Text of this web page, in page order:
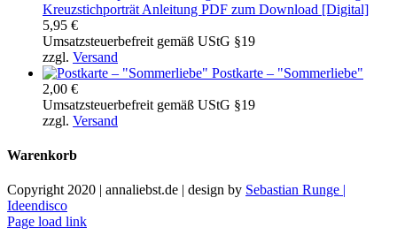
Kreuzstichporträt Anleitung PDF zum Download [Digital]
5,95 €
Umsatzsteuerbefreit gemäß UStG §19
zzgl. Versand
Postkarte – "Sommerliebe"
2,00 €
Umsatzsteuerbefreit gemäß UStG §19
zzgl. Versand
Warenkorb
Copyright 2020 | annaliebst.de | design by Sebastian Runge |
Ideendisco
Instagram
Page load link